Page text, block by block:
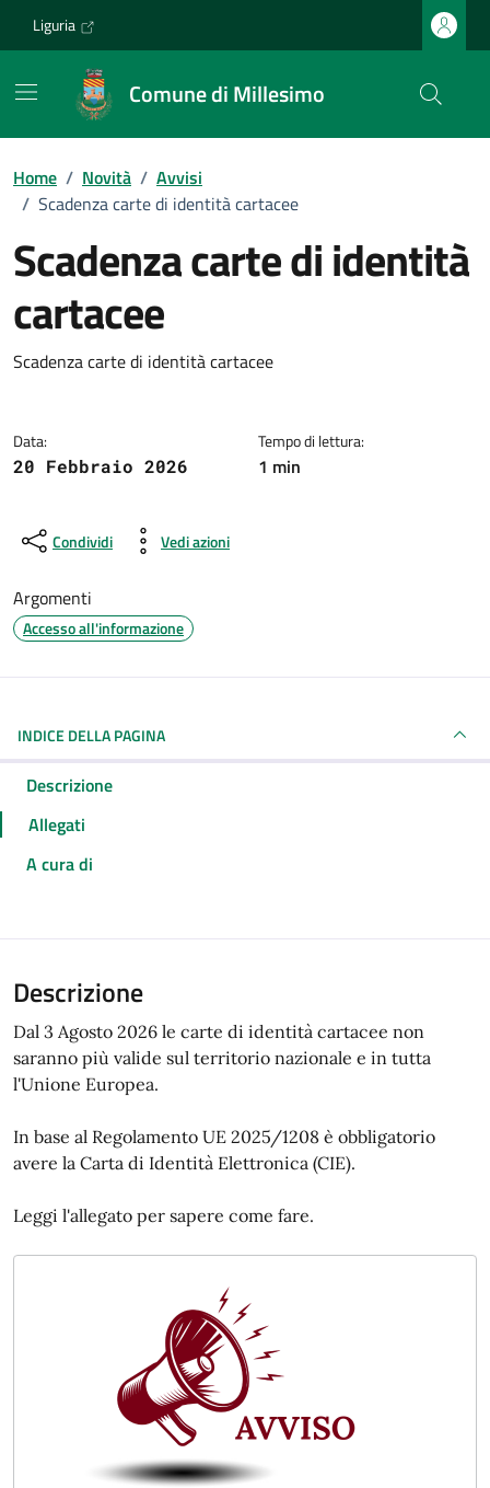
Liguria
Comune di Millesimo
Home / Novità / Avvisi
/ Scadenza carte di identità cartacee
Scadenza carte di identità
cartacee
Dettagli della notizia
Scadenza carte di identità cartacee
Data:
20 Febbraio 2026
Tempo di lettura:
1 min
Condividi Vedi azioni
Argomenti
Accesso all'informazione
INDICE DELLA PAGINA
Descrizione
Allegati
A cura di
Descrizione
Dal 3 Agosto 2026 le carte di identità cartacee non
saranno più valide sul territorio nazionale e in tutta
l'Unione Europea.
In base al Regolamento UE 2025/1208 è obbligatorio
avere la Carta di Identità Elettronica (CIE).
Leggi l'allegato per sapere come fare.